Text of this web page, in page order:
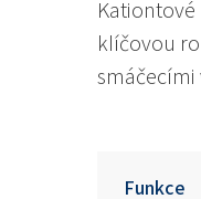
klíčovou
Funkce